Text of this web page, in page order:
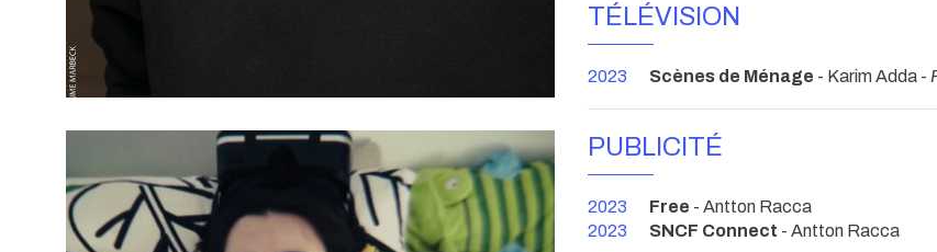
TÉLÉVISION
2023 Scènes de Ménage - Karim Adda -
PUBLICITÉ
2023 Free - Antton Racca
2023
SNCF Connect - Antton Racca